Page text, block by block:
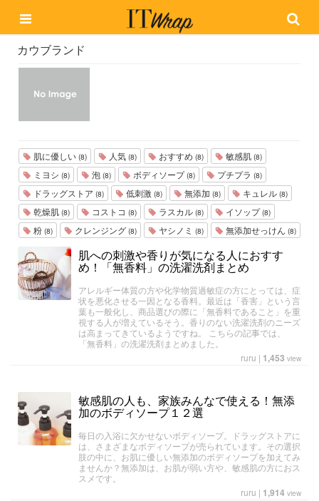
カウブランド
肌に優しい (8) 人気 (8) おすすめ (8) 敏感肌 (8)
ミヨシ (8) 泡 (8) ボディソープ(8) プチプラ (8)
ドラッグストア (8) 低刺激 (8) 無添加 (8) キュレル (8)
乾燥肌 (8) コストコ (8) ラスカル (8) イソップ(8)
粉 (8) クレンジング (8) ヤシノミ (8) 無添加せっけん (8)
肌への刺激や香りが気になる人におすす
め！「無香料」の洗濯洗剤まとめ
アレルギー体質の方や化学物質過敏症の方にとっては、症
状を悪化させる一因となる香料。最近は「香害」という言
葉も一般化し、商品選びの際に「無香料であること」を重
視する人が増えているそう。香りのない洗濯洗剤のニーズ
は高まってきているようですね。 こちらの記事では、
「無香料」の洗濯洗剤まとめました。
ruru | 1,453 view
敏感肌の人も、家族みんなで使える！無添
加のボディソープ１２選
毎日の入浴に欠かせないボディソープ。ドラッグストアに
は、さまざまなボディソープが売られています。その選択
肢の中に、お肌に優しい無添加のボディソープを加えてみ
ませんか？無添加は、お肌が弱い方や、敏感肌の方におス
スメです。
ruru | 1,914 view